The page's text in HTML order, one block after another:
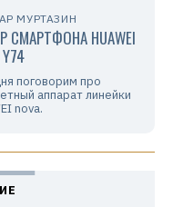
МУРТАЗИН
СМАРТФОНА HUAWEI
поговорим про
аппарат линейки
nova.